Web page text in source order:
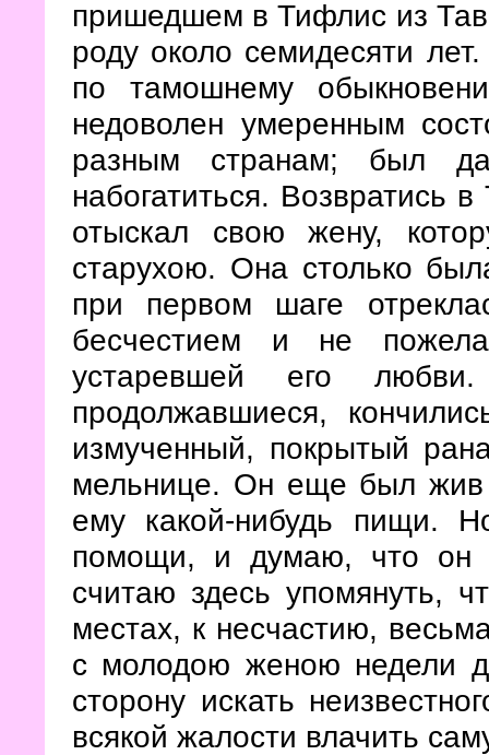
пришедшем в Тифлис из
роду около семидесяти
по тамошнему
недоволен умеренным
разным странам; был
набогатиться. Возвратись
отыскал свою жену,
старухою. Она столько
при первом шаге
бесчестием и не
устаревшей его
продолжавшиеся,
измученный, покрытый
мельнице. Он еще был жив
ему какой-нибудь пищи.
помощи, и думаю, что
считаю здесь упомянуть,
местах, к несчастию,
с молодою женою недели
сторону искать
всякой жалости влачить